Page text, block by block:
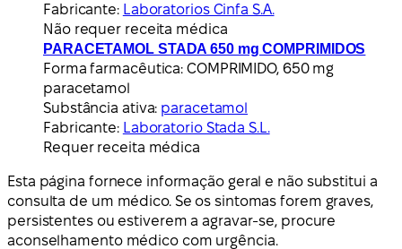
Fabricante: Laboratorios Cinfa S.A.
Não requer receita médica
PARACETAMOL STADA 650 mg COMPRIMIDOS
Forma farmacêutica: COMPRIMIDO, 650 mg
paracetamol
Substância ativa: paracetamol
Fabricante: Laboratorio Stada S.L.
Requer receita médica
Esta página fornece informação geral e não substitui a
consulta de um médico. Se os sintomas forem graves,
persistentes ou estiverem a agravar-se, procure
aconselhamento médico com urgência.